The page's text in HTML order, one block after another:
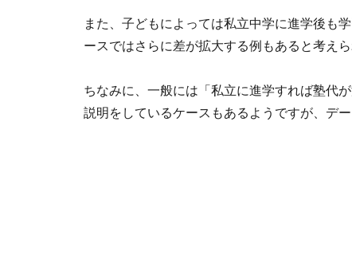
また、子どもによっては私立中学に進学後も
ースではさらに差が拡大する例もあると考えら
ちなみに、一般には「私立に進学すれば塾代
説明をしているケースもあるようですが、デー